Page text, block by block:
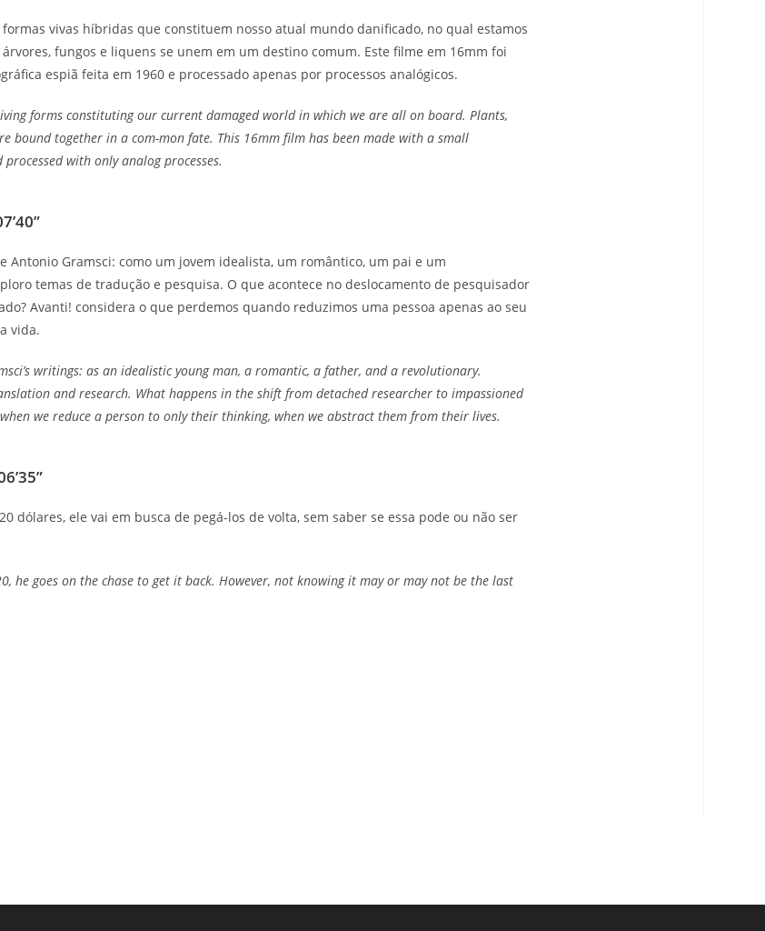
vivas híbridas que constituem nosso atual mundo danificado, no qual estamos
fungos e liquens se unem em um destino comum. Este filme em 16mm foi
espiã feita em 1960 e processado apenas por processos analógicos.
forms constituting our current damaged world in which we are all on board. Plants,
bound together in a com-mon fate. This 16mm film has been made with a small
with only analog processes.
Antonio Gramsci: como um jovem idealista, um romântico, um pai e um
temas de tradução e pesquisa. O que acontece no deslocamento de pesquisador
Avanti! considera o que perdemos quando reduzimos uma pessoa apenas ao seu
vida.
writings: as an idealistic young man, a romantic, a father, and a revolutionary.
and research. What happens in the shift from detached researcher to impassioned
we reduce a person to only their thinking, when we abstract them from their lives.
dólares, ele vai em busca de pegá-los de volta, sem saber se essa pode ou não ser
he goes on the chase to get it back. However, not knowing it may or may not be the last